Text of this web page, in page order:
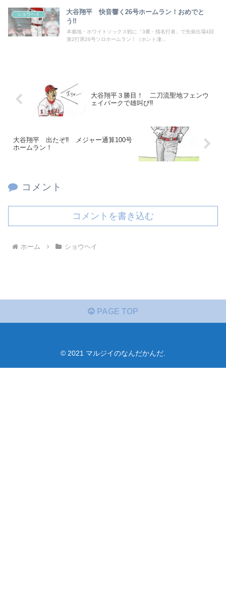
ショウヘイ
大谷翔平 快音響く26号ホームラン！おめでと
う‼
本拠地・ホワイトソックス戦に「3番・指名打者」で先発出場4回
第2打席26号ソロホームラン！（ホント凄...
大谷翔平３勝目！ 二刀流聖地フェンウ
ェイパークで雄叫び‼
大谷翔平 出たぞ‼ メジャー通算100号
ホームラン！
コメント
コメントを書き込む
ホーム ショウヘイ
PAGE TOP
© 2021 マルジイのなんだかんだ.